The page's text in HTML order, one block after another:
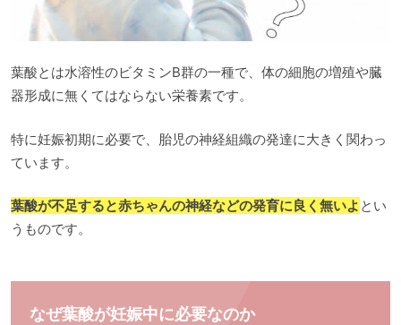
葉酸とは水溶性のビタミンB群の一種で、体の細胞の増殖や臓
器形成に無くてはならない栄養素です。
特に妊娠初期に必要で、胎児の神経組織の発達に大きく関わっ
ています。
葉酸が不足すると赤ちゃんの神経などの発育に良く無いよ とい
うものです。
なぜ葉酸が妊娠中に必要なのか